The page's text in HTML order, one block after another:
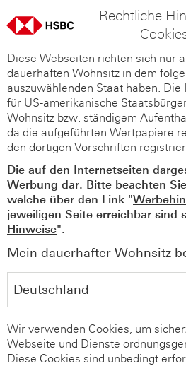
Rechtliche
Diese Webseiten richten sich nur
dauerhaften Wohnsitz in dem
auszuwählenden Staat haben.
für US-amerikanische
Wohnsitz bzw. ständigem
da die aufgeführten Wertpapiere
den dortigen Vorschriften
Die auf den Internetseiten
Werbung dar. Bitte beachten
welche über den Link "
jeweiligen Seite erreichbar sind
Hinweise".
Mein dauerhafter Wohnsitz
Wir verwenden Cookies, um
Webseite und Dienste
Diese Cookies sind unbedingt